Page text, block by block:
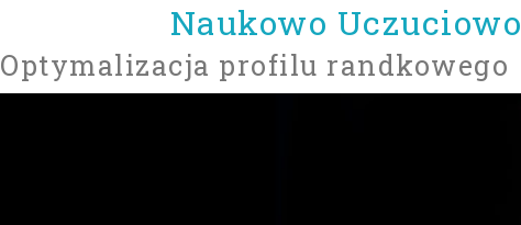
Naukowo Uczuciowo
Optymalizacja profilu randkowego